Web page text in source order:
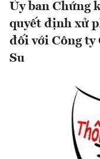
Ủy ban Chứng
quyết định xử
đối với Công ty
Su